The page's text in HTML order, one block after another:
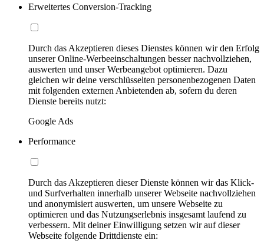
Erweitertes Conversion-Tracking
Durch das Akzeptieren dieses Dienstes können wir den Erfolg
unserer Online-Werbeeinschaltungen besser nachvollziehen,
auswerten und unser Werbeangebot optimieren. Dazu
gleichen wir deine verschlüsselten personenbezogenen Daten
mit folgenden externen Anbietenden ab, sofern du deren
Dienste bereits nutzt:
Google Ads
Performance
Durch das Akzeptieren dieser Dienste können wir das Klick-
und Surfverhalten innerhalb unserer Webseite nachvollziehen
und anonymisiert auswerten, um unsere Webseite zu
optimieren und das Nutzungserlebnis insgesamt laufend zu
verbessern. Mit deiner Einwilligung setzen wir auf dieser
Webseite folgende Drittdienste ein: